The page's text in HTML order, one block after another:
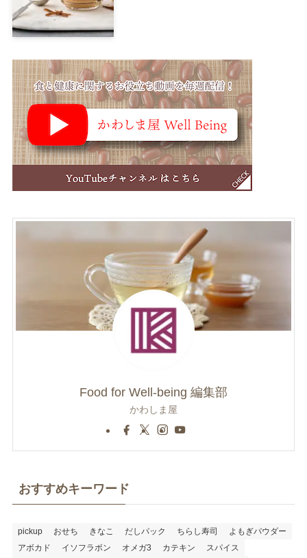
Food for Well-being 編集部
かわしま屋
おすすめキーワード
pickup おせち きなこ だしパック ちらし寿司
よもぎパウダー
アボカド
イソフラボン オメガ3 カテキン
スパイス